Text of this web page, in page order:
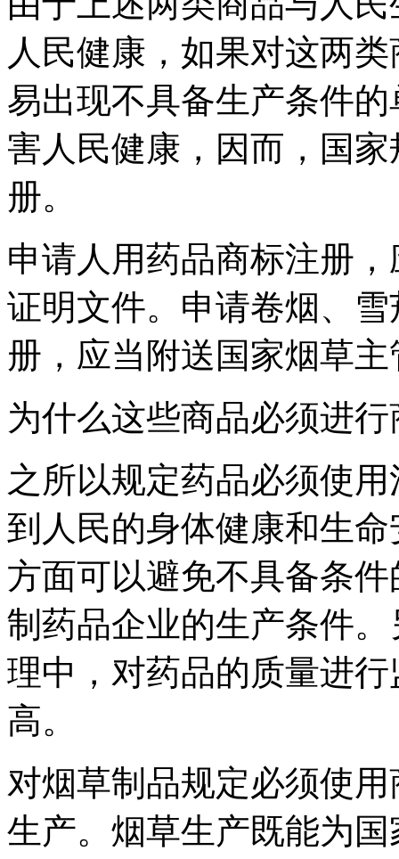
人民健康，如果对这两
易出现不具备生产条件
害人民健康，因而，国
册。
申请人用药品商标注册
证明文件。申请卷烟、
册，应当附送国家烟草
为什么这些商品必须进
之所以规定药品必须使
到人民的身体健康和生
方面可以避免不具备条
制药品企业的生产条件
理中，对药品的质量进
高。
对烟草制品规定必须使
生产。烟草生产既能为